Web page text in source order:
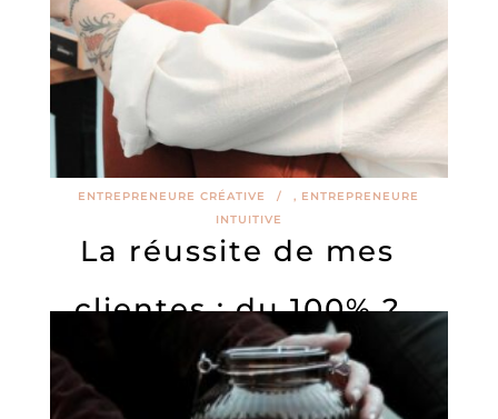
La réussite de mes
clientes : du 100% ?
ENTREPRENEURE CRÉATIVE , ENTREPRENEURE
INTUITIVE